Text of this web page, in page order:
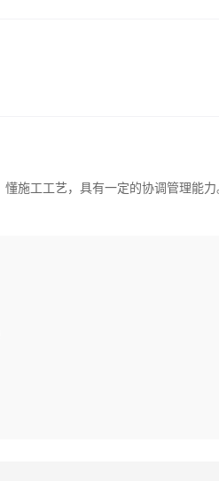
施工工艺，具有一定的协调管理能力